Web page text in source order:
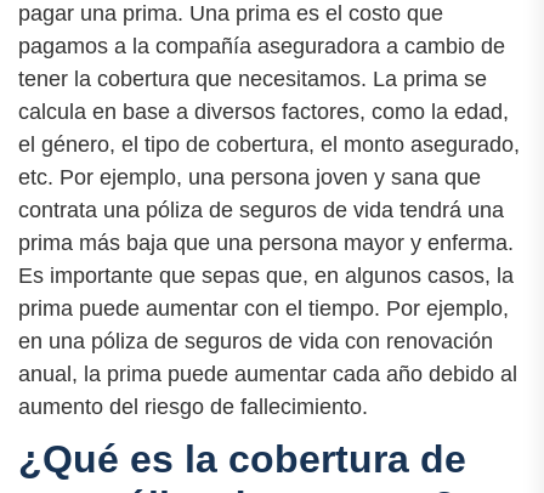
pagar una prima. Una prima es el costo que
pagamos a la compañía aseguradora a cambio de
tener la cobertura que necesitamos. La prima se
calcula en base a diversos factores, como la edad,
el género, el tipo de cobertura, el monto asegurado,
etc. Por ejemplo, una persona joven y sana que
contrata una póliza de seguros de vida tendrá una
prima más baja que una persona mayor y enferma.
Es importante que sepas que, en algunos casos, la
prima puede aumentar con el tiempo. Por ejemplo,
en una póliza de seguros de vida con renovación
anual, la prima puede aumentar cada año debido al
aumento del riesgo de fallecimiento.
¿Qué es la cobertura de